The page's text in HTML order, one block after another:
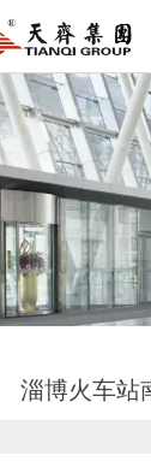
淄博火车站